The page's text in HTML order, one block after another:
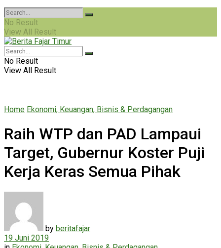
No Result
View All Result
No Result
View All Result
Home Ekonomi, Keuangan, Bisnis & Perdagangan
Raih WTP dan PAD Lampaui
Target, Gubernur Koster Puji
Kerja Keras Semua Pihak
by beritafajar
19 Juni 2019